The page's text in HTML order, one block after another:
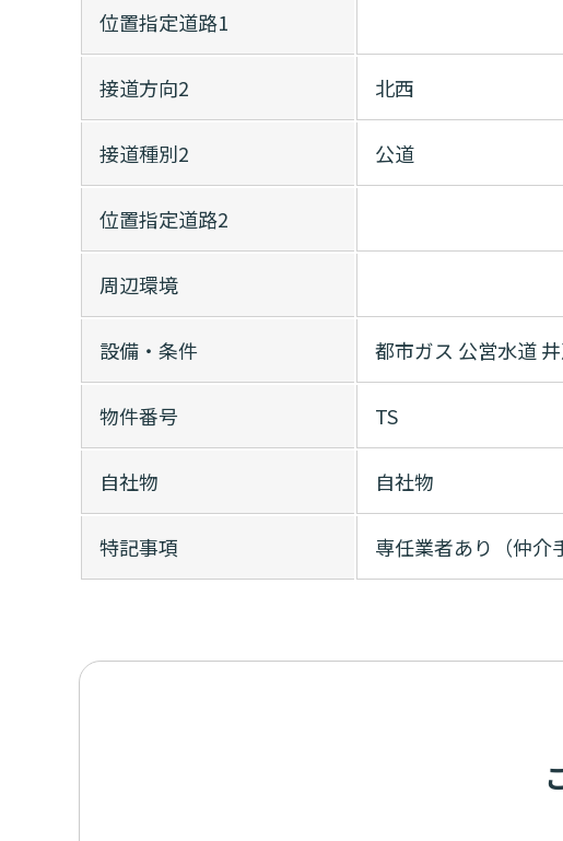
位置指定道路1
接道方向2 北西
接道種別2 公道
位置指定道路2
周辺環境
設備・条件 都市ガス 公営水道
物件番号 TS
自社物 自社物
特記事項 専任業者あり（仲介